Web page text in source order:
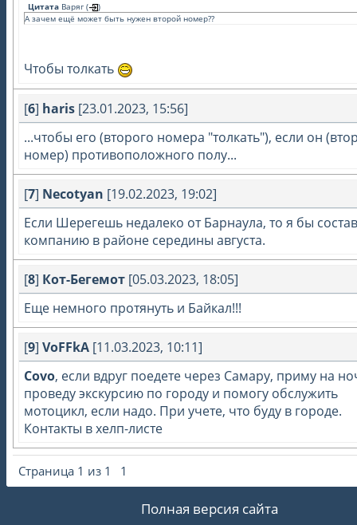
Цитата Варяг (
)
А зачем ещё может быть нужен второй номер??
Чтобы толкать
[6] haris [23.01.2023, 15:56]
...чтобы его (второго номера "толкать"), если он
номер) противоположного полу...
[7] Necotyan [19.02.2023, 19:02]
Если Шерегешь недалеко от Барнаула, то я бы
компанию в районе середины августа.
[8] Кот-Бегемот [05.03.2023, 18:05]
Еще немного протянуть и Байкал!!!
[9] VoFFkA [11.03.2023, 10:11]
Covo, если вдруг поедете через Самару, приму на
проведу экскурсию по городу и помогу обслужить
мотоцикл, если надо. При учете, что буду в городе.
Контакты в хелп-листе
Страница 1 из 1 1
Полная версия сайта